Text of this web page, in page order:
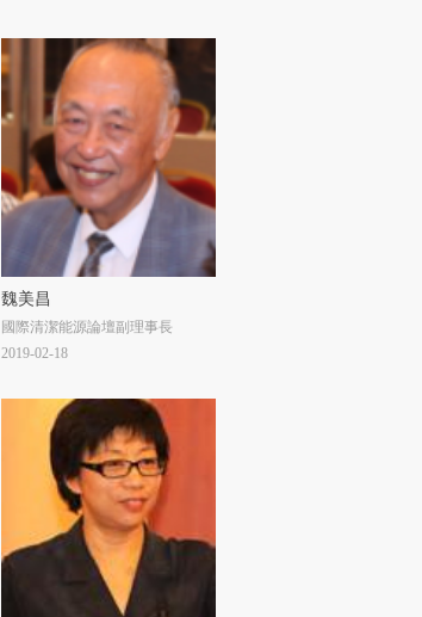
魏美昌
國際清潔能源論壇副理事長
2019-02-18